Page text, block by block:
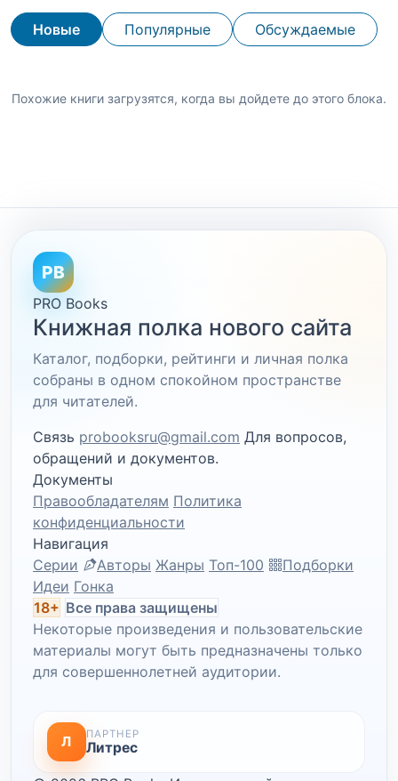
Новые Популярные Обсуждаемые
Похожие книги загрузятся, когда вы дойдете до этого блока.
PB
PRO Books
Книжная полка нового сайта
Каталог, подборки, рейтинги и личная полка
собраны в одном спокойном пространстве
для читателей.
Связь probooksru@gmail.com Для вопросов,
обращений и документов.
Документы
Правообладателям Политика
конфиденциальности
Навигация
Серии
Авторы Жанры Топ-100
Подборки
Идеи Гонка
18+ Все права защищены
Некоторые произведения и пользовательские
материалы могут быть предназначены только
для совершеннолетней аудитории.
Л ПАРТНЕР
Литрес